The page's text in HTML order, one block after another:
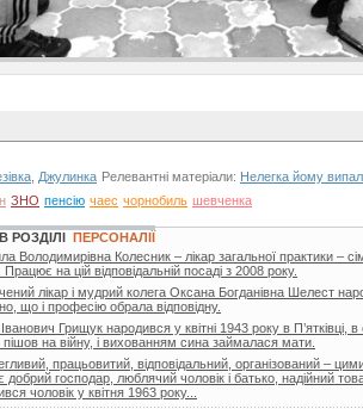
Джулинка Релевантні матеріали: Нелегка йому
ЗНО пенсію чаес чорнобиль шевченка
РОЗДІЛІ ПЕРСОНАЛІЇ
Володимирівна Колесник – лікар загальної практики –
на цій відповідальній посаді з 2008 року.
лікар і мудрий колега Оксана Богданівна Шелест
що і професію обрала відповідну.
Грищук народився у квітні 1943 року в П’ятківці,
пішов на війну, і вихованням сина займалася мати.
працьовитий, відповідальний, організований –
добрий господар, люблячий чоловік і батько, надійний
чоловік у квітня 1963 року...